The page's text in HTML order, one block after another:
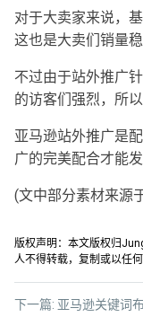
对于大卖家来说，
这也是大卖们销量
不过由于站外推广
的访客们强烈，所
亚马逊站外推广是
广的完美配合才能
(文中部分素材来源
版权声明：本文版权归
人不得转载，复制或以任
下一篇: 亚马逊关键词